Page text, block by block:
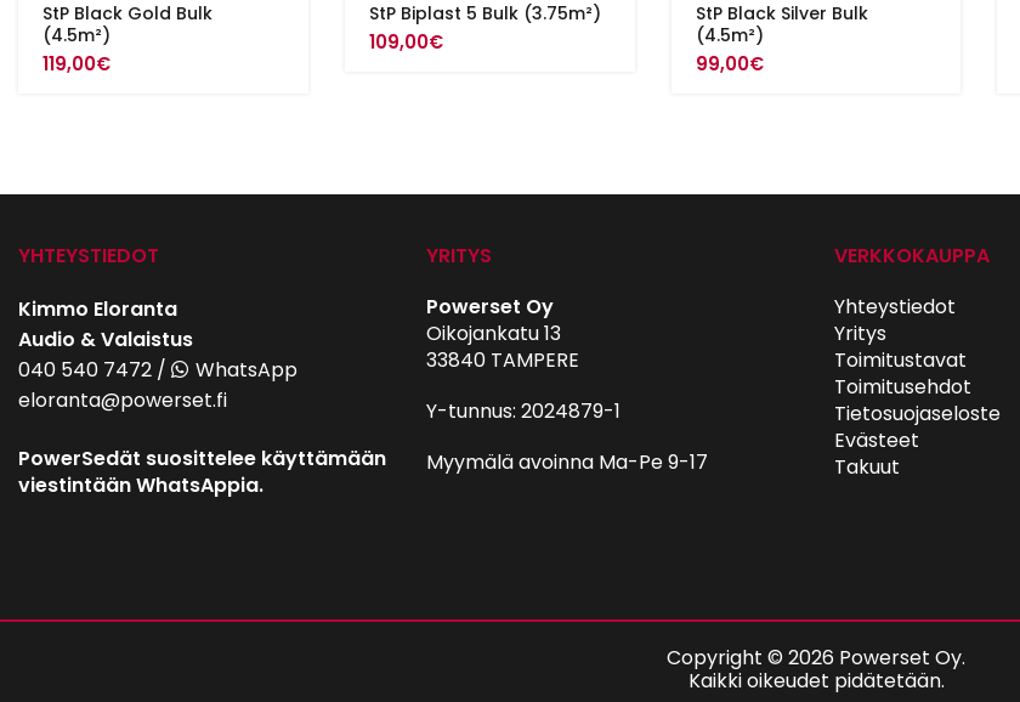
StP Black Gold Bulk
(4.5m²)
119,00€
StP Biplast 5 Bulk (3.75m²)
109,00€
StP Black Silver Bulk
(4.5m²)
99,00€
YHTEYSTIEDOT
Kimmo Eloranta
Audio & Valaistus
040 540 7472 /
WhatsApp
eloranta@powerset.fi
PowerSedät suosittelee käyttämään
viestintään WhatsAppia.
YRITYS
Powerset Oy
Oikojankatu 13
33840 TAMPERE
Y-tunnus: 2024879-1
Myymälä avoinna Ma-Pe 9-17
VERKKOKAUPPA
Yhteystiedot
Yritys
Toimitustavat
Toimitusehdot
Tietosuojaseloste
Evästeet
Takuut
Copyright © 2026 Powerset Oy.
Kaikki oikeudet pidätetään.